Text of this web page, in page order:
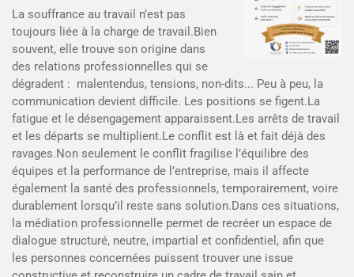
La souffrance au travail n’est pas
toujours liée à la charge de travail.Bien
souvent, elle trouve son origine dans
des relations professionnelles qui se
dégradent : malentendus, tensions, non-dits... Peu à peu, la
communication devient difficile. Les positions se figent.La
fatigue et le désengagement apparaissent.Les arrêts de travail
et les départs se multiplient.Le conflit est là et fait déjà des
ravages.Non seulement le conflit fragilise l’équilibre des
équipes et la performance de l’entreprise, mais il affecte
également la santé des professionnels, temporairement, voire
durablement lorsqu’il reste sans solution.Dans ces situations,
la médiation professionnelle permet de recréer un espace de
dialogue structuré, neutre, impartial et confidentiel, afin que
les personnes concernées puissent trouver une issue